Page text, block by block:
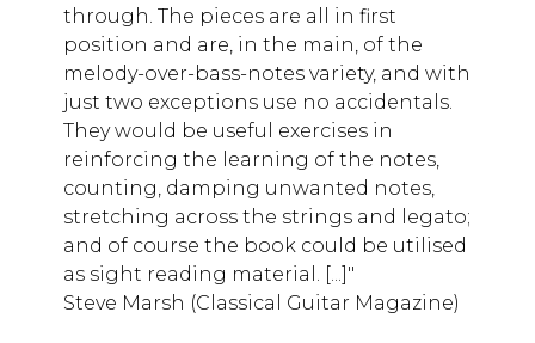
through. The pieces are all in first
position and are, in the main, of the
melody-over-bass-notes variety, and with
just two exceptions use no accidentals.
They would be useful exercises in
reinforcing the learning of the notes,
counting, damping unwanted notes,
stretching across the strings and legato;
and of course the book could be utilised
as sight reading material. [...]"
Steve Marsh (Classical Guitar Magazine)